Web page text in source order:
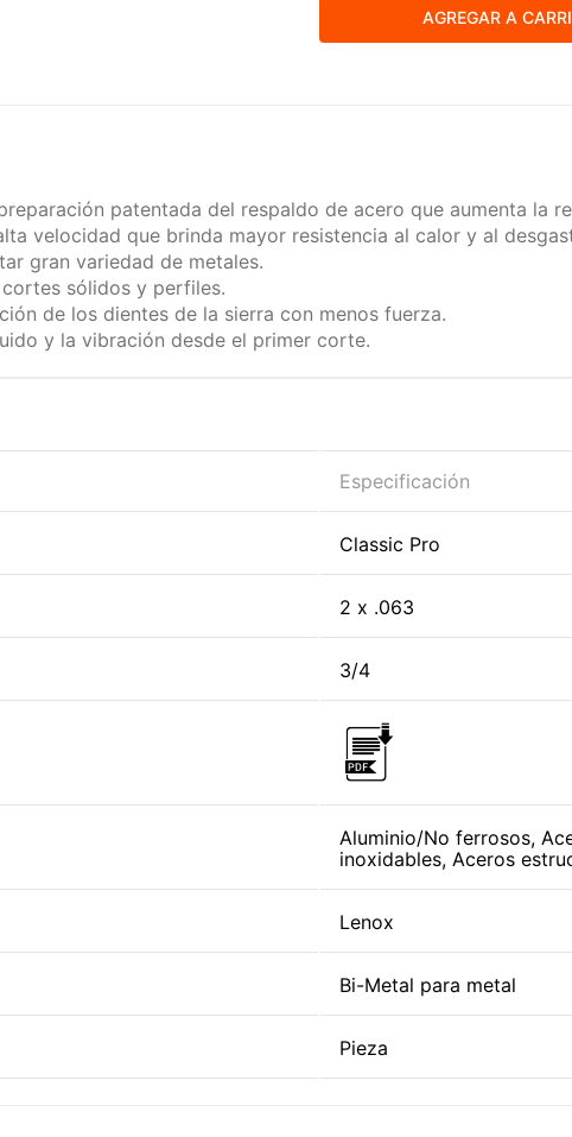
AGREGAR A
patentada del respaldo de acero que aumenta la
velocidad que brinda mayor resistencia al calor y al
gran variedad de metales.
sólidos y perfiles.
de los dientes de la sierra con menos fuerza.
y la vibración desde el primer corte.
Especificación
Classic Pro
2 x .063
3/4
Aluminio/No ferrosos,
inoxidables, Aceros
Lenox
Bi-Metal para metal
Pieza